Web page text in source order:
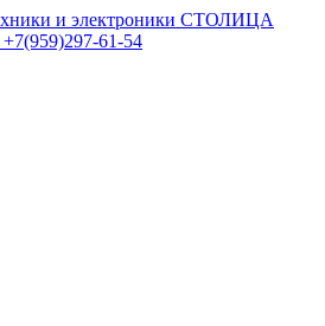
+7(959)297-61-54